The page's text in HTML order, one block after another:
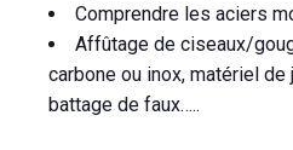
Comprendre les aciers
Affûtage de ciseaux/
carbone ou inox, matériel de
battage de faux…..